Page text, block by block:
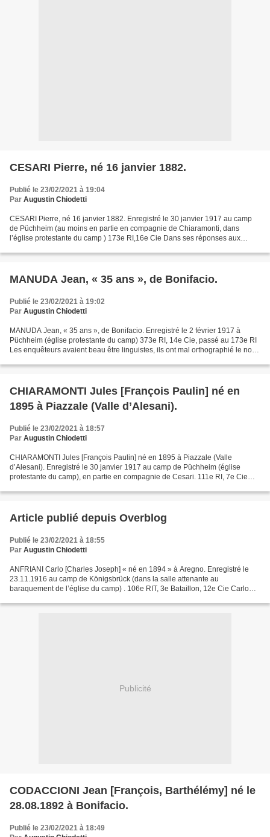
CESARI Pierre, né 16 janvier 1882.
Publié le 23/02/2021 à 19:04
Par Augustin Chiodetti
CESARI Pierre, né 16 janvier 1882. Enregistré le 30 janvier 1917 au camp
de Püchheim (au moins en partie en compagnie de Chiaramonti, dans
l’église protestante du camp ) 173e RI,16e Cie Dans ses réponses aux
MANUDA Jean, « 35 ans », de Bonifacio.
Publié le 23/02/2021 à 19:02
Par Augustin Chiodetti
MANUDA Jean, « 35 ans », de Bonifacio. Enregistré le 2 février 1917 à
Püchheim (église protestante du camp) 373e RI, 14e Cie, passé au 173e RI
Les enquêteurs avaient beau être linguistes, ils ont mal orthographié le nom
CHIARAMONTI Jules [François Paulin] né en
1895 à Piazzale (Valle d’Alesani).
Publié le 23/02/2021 à 18:57
Par Augustin Chiodetti
CHIARAMONTI Jules [François Paulin] né en 1895 à Piazzale (Valle
d’Alesani). Enregistré le 30 janvier 1917 au camp de Püchheim (église
protestante du camp), en partie en compagnie de Cesari. 111e RI, 7e Cie
Article publié depuis Overblog
Publié le 23/02/2021 à 18:55
Par Augustin Chiodetti
ANFRIANI Carlo [Charles Joseph] « né en 1894 » à Aregno. Enregistré le
23.11.1916 au camp de Königsbrück (dans la salle attenante au
baraquement de l’église du camp) . 106e RIT, 3e Bataillon, 12e Cie Carlo
Publicité
CODACCIONI Jean [François, Barthélémy] né le
28.08.1892 à Bonifacio.
Publié le 23/02/2021 à 18:49